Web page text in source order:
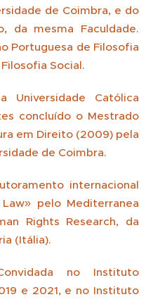
de Coimbra, e do
da mesma Faculdade.
Portuguesa de Filosofia
Social.
Universidade Católica
concluído o Mestrado
em Direito (2009) pela
de Coimbra.
internacional
pelo Mediterranea
Rights Research, da
(Itália).
no Instituto
e 2021, e no Instituto